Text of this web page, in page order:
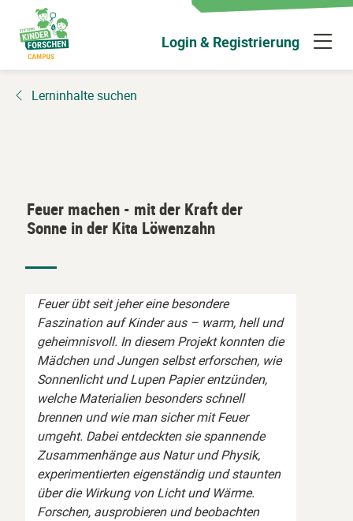
Hauptinhalt
wechseln
Login & Registrierung
Lerninhalte suchen
Feuer machen - mit der Kraft der
Sonne in der Kita Löwenzahn
Feuer übt seit jeher eine besondere
Faszination auf Kinder aus – warm, hell und
geheimnisvoll. In diesem Projekt konnten die
Mädchen und Jungen selbst erforschen, wie
Sonnenlicht und Lupen Papier entzünden,
welche Materialien besonders schnell
brennen und wie man sicher mit Feuer
umgeht. Dabei entdeckten sie spannende
Zusammenhänge aus Natur und Physik,
experimentierten eigenständig und staunten
über die Wirkung von Licht und Wärme.
Forschen, ausprobieren und beobachten